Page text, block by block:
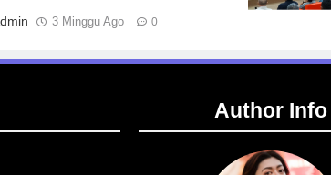
3 Minggu Ago 0
Author Info